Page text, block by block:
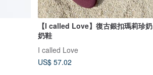
【I called Love】復古銀扣瑪莉珍奶
奶鞋
I called Love
US$ 57.02